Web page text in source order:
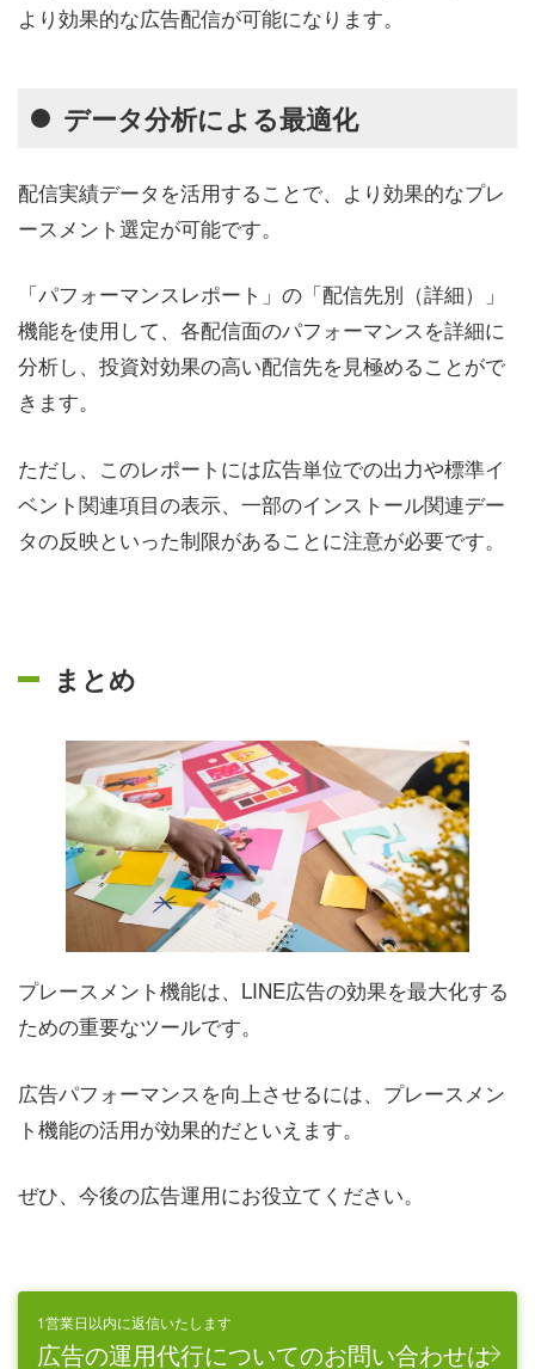
より効果的な広告配信が可能になります。
データ分析による最適化
配信実績データを活用することで、より効果的なプレ
ースメント選定が可能です。
「パフォーマンスレポート」の「配信先別（詳細）」
機能を使用して、各配信面のパフォーマンスを詳細に
分析し、投資対効果の高い配信先を見極めることがで
きます。
ただし、このレポートには広告単位での出力や標準イ
ベント関連項目の表示、一部のインストール関連デー
タの反映といった制限があることに注意が必要です。
まとめ
プレースメント機能は、LINE広告の効果を最大化する
ための重要なツールです。
広告パフォーマンスを向上させるには、プレースメン
ト機能の活用が効果的だといえます。
ぜひ、今後の広告運用にお役立てください。
1営業日以内に返信いたします
広告の運用代行についてのお問い合わせは